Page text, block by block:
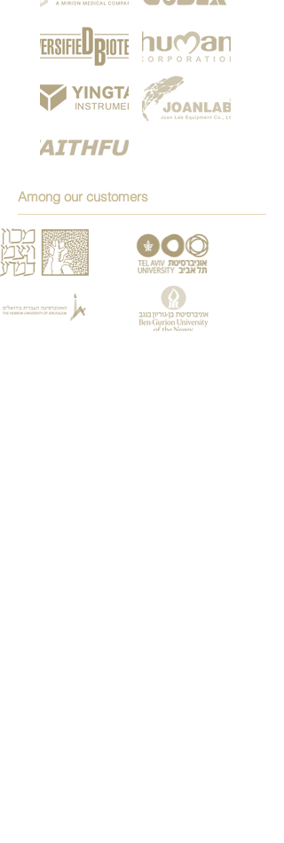
Among our customers